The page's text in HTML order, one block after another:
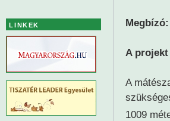
Megbízó:
A
A
1009
LINKEK